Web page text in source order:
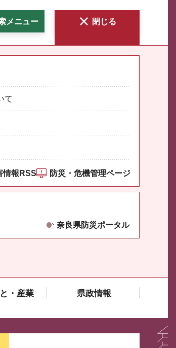
メニュー 閉じる
て
情報RSS 防災・危機管理ページ
奈良県防災ポータル
・産業 県政情報
が表示されるスライダーがあります。